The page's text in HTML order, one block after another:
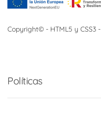
Copyright© - HTML5 y CSS3 -
Políticas